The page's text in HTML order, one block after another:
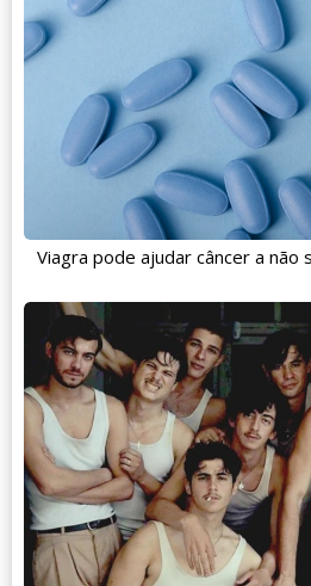
Viagra pode ajudar câncer a não